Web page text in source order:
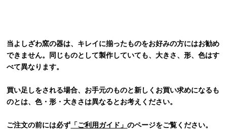
当よしざわ窯の器は、キレイに揃ったものをお好みの方にはお勧め
できません。同じものとして製作していても、大きさ、形、色はす
べて異なります。
買い足しをされる場合、お手元のものと新しくお買い求めになるも
のとは、色・形・大きさは異なるとお考えください。
ご注文の前には必ず 「ご利用ガイド」のページをご覧ください。